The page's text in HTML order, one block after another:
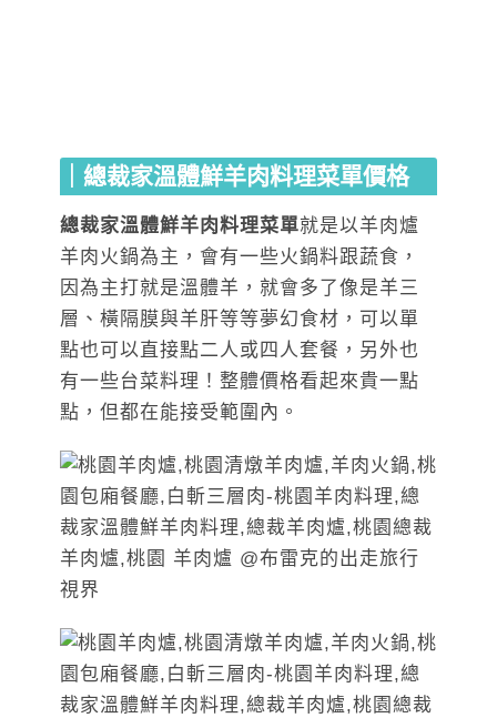
｜總裁家溫體鮮羊肉料理菜單價格
總裁家溫體鮮羊肉料理菜單就是以羊肉爐
羊肉火鍋為主，會有一些火鍋料跟蔬食，
因為主打就是溫體羊，就會多了像是羊三
層、橫隔膜與羊肝等等夢幻食材，可以單
點也可以直接點二人或四人套餐，另外也
有一些台菜料理！整體價格看起來貴一點
點，但都在能接受範圍內。